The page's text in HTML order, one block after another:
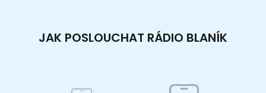
JAK POSLOUCHAT RÁDIO BLANÍK